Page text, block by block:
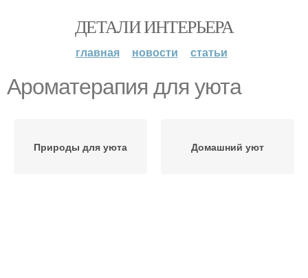
ДЕТАЛИ ИНТЕРЬЕРА
главная новости статьи
Ароматерапия для уюта
Природы для уюта Домашний уют